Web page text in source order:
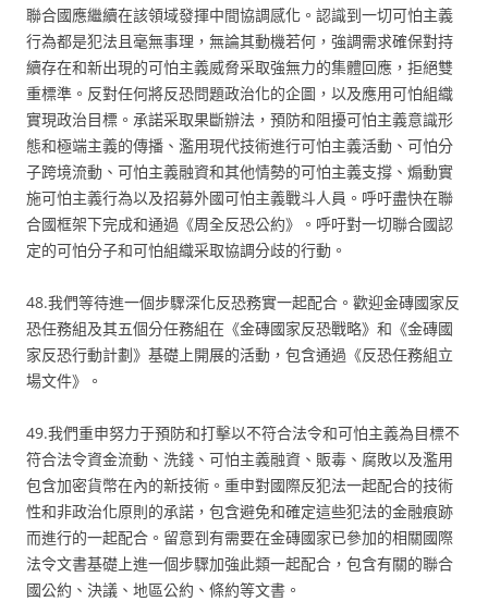
聯合國應繼續在該領域發揮中間協調感化。認識到一切可怕主義
行為都是犯法且毫無事理，無論其動機若何，強調需求確保對持
續存在和新出現的可怕主義威脅采取強無力的集體回應，拒絕雙
重標準。反對任何將反恐問題政治化的企圖，以及應用可怕組織
實現政治目標。承諾采取果斷辦法，預防和阻擾可怕主義意識形
態和極端主義的傳播、濫用現代技術進行可怕主義活動、可怕分
子跨境流動、可怕主義融資和其他情勢的可怕主義支撐、煽動實
施可怕主義行為以及招募外國可怕主義戰斗人員。呼吁盡快在聯
合國框架下完成和通過《周全反恐公約》。呼吁對一切聯合國認
定的可怕分子和可怕組織采取協調分歧的行動。
48.我們等待進一個步驟深化反恐務實一起配合。歡迎金磚國家反
恐任務組及其五個分任務組在《金磚國家反恐戰略》和《金磚國
家反恐行動計劃》基礎上開展的活動，包含通過《反恐任務組立
場文件》。
49.我們重申努力于預防和打擊以不符合法令和可怕主義為目標不
符合法令資金流動、洗錢、可怕主義融資、販毒、腐敗以及濫用
包含加密貨幣在內的新技術。重申對國際反犯法一起配合的技術
性和非政治化原則的承諾，包含避免和確定這些犯法的金融痕跡
而進行的一起配合。留意到有需要在金磚國家已參加的相關國際
法令文書基礎上進一個步驟加強此類一起配合，包含有關的聯合
國公約、決議、地區公約、條約等文書。